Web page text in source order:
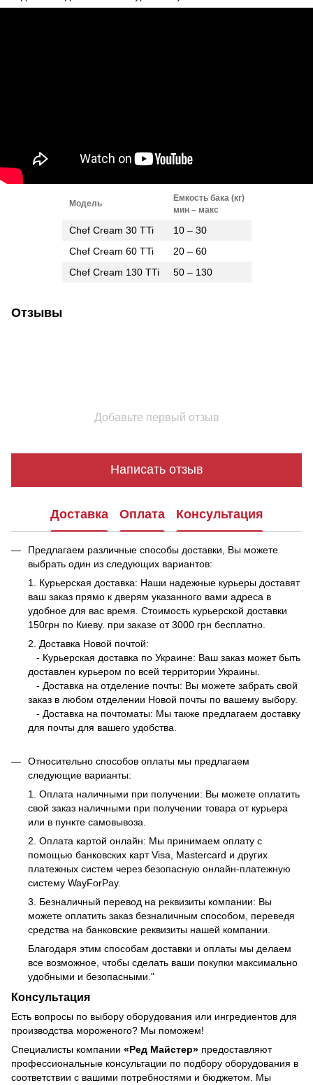
Модель
Емкость бака (кг)
мин – макс
Chef Cream 30 TTi
10 – 30
Chef Cream 60 TTi
20 – 60
Chef Cream 130 TTi
50 – 130
Отзывы
Добавьте первый отзыв
Написать отзыв
Доставка Оплата Консультация
Предлагаем различные способы доставки, Вы можете
выбрать один из следующих вариантов:
1. Курьерская доставка: Наши надежные курьеры доставят
ваш заказ прямо к дверям указанного вами адреса в
удобное для вас время. Стоимость курьерской доставки
150грн по Киеву. при заказе от 3000 грн бесплатно.
2. Доставка Новой почтой:
- Курьерская доставка по Украине: Ваш заказ может быть
доставлен курьером по всей территории Украины.
- Доставка на отделение почты: Вы можете забрать свой
заказ в любом отделении Новой почты по вашему выбору.
- Доставка на почтоматы: Мы также предлагаем доставку
для почты для вашего удобства.
Относительно способов оплаты мы предлагаем
следующие варианты:
1. Оплата наличными при получении: Вы можете оплатить
свой заказ наличными при получении товара от курьера
или в пункте самовывоза.
2. Оплата картой онлайн: Мы принимаем оплату с
помощью банковских карт Visa, Mastercard и других
платежных систем через безопасную онлайн-платежную
систему WayForPay.
3. Безналичный перевод на реквизиты компании: Вы
можете оплатить заказ безналичным способом, переведя
средства на банковские реквизиты нашей компании.
Благодаря этим способам доставки и оплаты мы делаем
все возможное, чтобы сделать ваши покупки максимально
удобными и безопасными."
Консультация
Есть вопросы по выбору оборудования или ингредиентов для
производства мороженого? Мы поможем!
Специалисты компании «Ред Майстер» предоставляют
профессиональные консультации по подбору оборудования в
соответствии с вашими потребностями и бюджетом. Мы